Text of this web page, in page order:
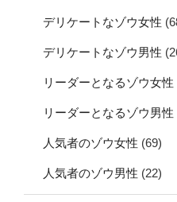
デリケートなゾウ女性
デリケートなゾウ男性
リーダーとなるゾウ女性
リーダーとなるゾウ男性
人気者のゾウ女性 (69)
人気者のゾウ男性 (22)